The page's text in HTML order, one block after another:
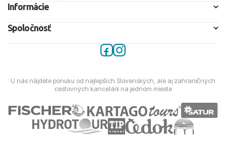
Informácie
Spoločnosť
U nás nájdete ponuku od najlepších Slovenských, ale aj zahraničných
cestovných kancelárií na jednom mieste